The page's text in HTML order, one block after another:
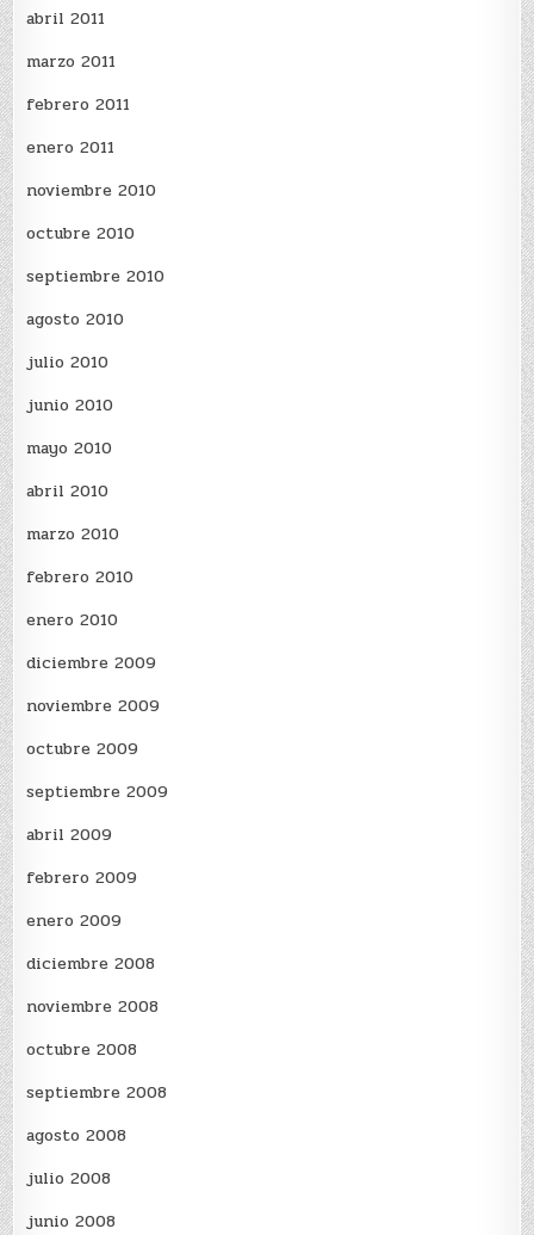
abril 2011
marzo 2011
febrero 2011
enero 2011
noviembre 2010
octubre 2010
septiembre 2010
agosto 2010
julio 2010
junio 2010
mayo 2010
abril 2010
marzo 2010
febrero 2010
enero 2010
diciembre 2009
noviembre 2009
octubre 2009
septiembre 2009
abril 2009
febrero 2009
enero 2009
diciembre 2008
noviembre 2008
octubre 2008
septiembre 2008
agosto 2008
julio 2008
junio 2008